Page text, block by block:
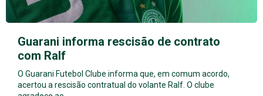
Guarani informa rescisão de contrato
com Ralf
O Guarani Futebol Clube informa que, em comum acordo,
acertou a rescisão contratual do volante Ralf. O clube